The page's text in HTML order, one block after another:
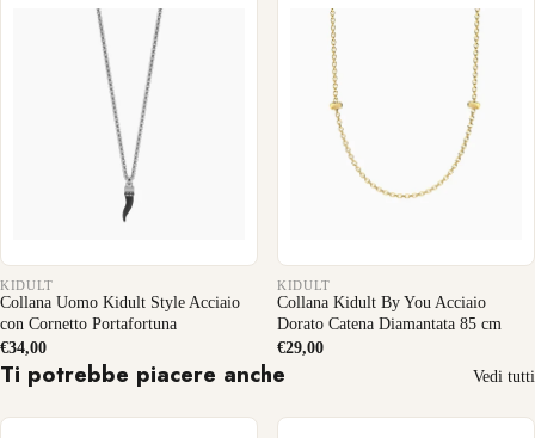
KIDULT
Collana Uomo Kidult Style Acciaio
con Cornetto Portafortuna
€34,00
KIDULT
Collana Kidult By You Acciaio
Dorato Catena Diamantata 85 cm
€29,00
Ti potrebbe piacere anche Vedi tutti